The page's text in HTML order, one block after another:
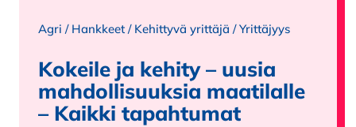
Agri / Hankkeet / Kehittyvä yrittäjä /Yrittäjyys
Kokeile ja kehity – uusia
mahdollisuuksia maatilalle
– Kaikki tapahtumat